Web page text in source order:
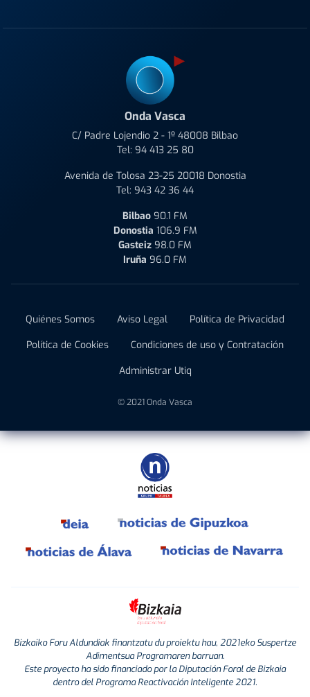
Onda Vasca
C/ Padre Lojendio 2 - 1º 48008 Bilbao
Tel: 94 413 25 80
Avenida de Tolosa 23-25 20018 Donostia
Tel: 943 42 36 44
Bilbao 90.1 FM
Donostia 106.9 FM
Gasteiz 98.0 FM
Iruña 96.0 FM
Quiénes Somos Aviso Legal
Política de Privacidad
Política de Cookies
Condiciones de uso y Contratación
Administrar Utiq
© 2021 Onda Vasca
Bizkaiko Foru Aldundiak finantzatu du proiektu hau, 2021eko Suspertze
Adimentsua Programaren barruan.
Este proyecto ha sido financiado por la Diputación Foral de Bizkaia
dentro del Programa Reactivación Inteligente 2021.